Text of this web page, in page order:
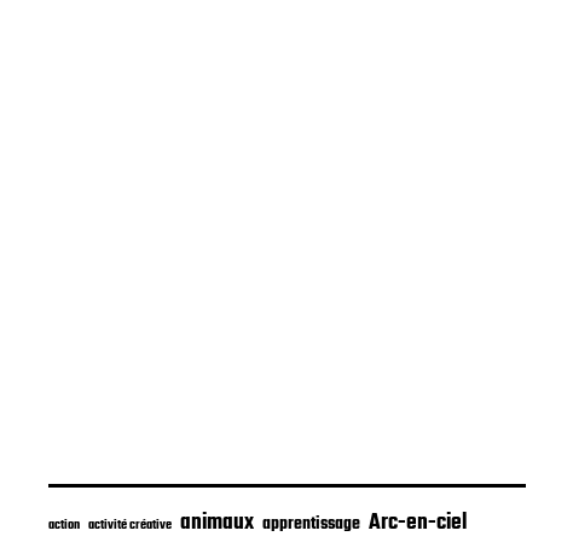
action activité créative animaux apprentissage Arc-en-ciel